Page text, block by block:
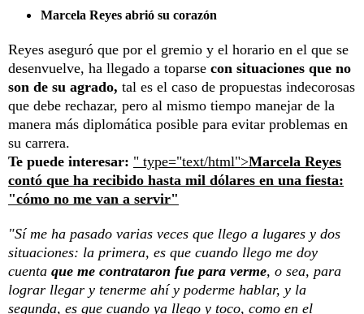
Marcela Reyes abrió su corazón
Reyes aseguró que por el gremio y el horario en el que se
desenvuelve, ha llegado a toparse con situaciones que no
son de su agrado, tal es el caso de propuestas indecorosas
que debe rechazar, pero al mismo tiempo manejar de la
manera más diplomática posible para evitar problemas en
su carrera.
Te puede interesar: " type="text/html">Marcela Reyes
contó que ha recibido hasta mil dólares en una fiesta:
"cómo no me van a servir"
"Sí me ha pasado varias veces que llego a lugares y dos
situaciones: la primera, es que cuando llego me doy
cuenta que me contrataron fue para verme, o sea, para
lograr llegar y tenerme ahí y poderme hablar, y la
segunda, es que cuando ya llego y toco, como en el